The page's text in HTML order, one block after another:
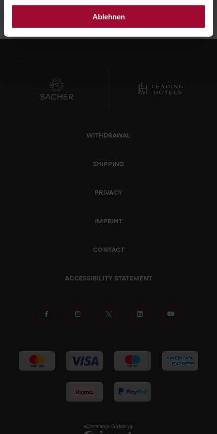
Ablehnen
WITHDRAWAL
SHIPPING
PRIVACY
IMPRINT
CONTACT
ACCESSIBILITY STATEMENT
eCommerce-System by